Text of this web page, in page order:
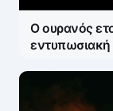
Ο ουρανός
εντυπωσιακή